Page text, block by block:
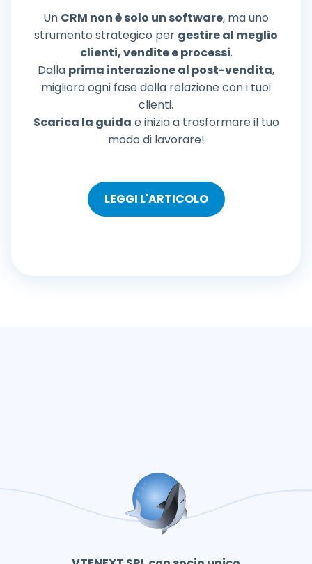
Un CRM non è solo un software, ma uno
strumento strategico per gestire al meglio
clienti, vendite e processi.
Dalla prima interazione al post-vendita,
migliora ogni fase della relazione con i tuoi
clienti.
Scarica la guida e inizia a trasformare il tuo
modo di lavorare!
LEGGI L'ARTICOLO